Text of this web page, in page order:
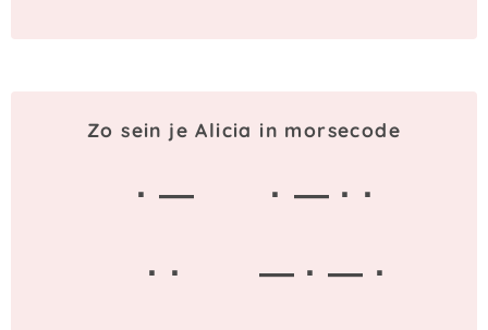
Zo sein je Alicia in morsecode
· —
· — · ·
· ·
— · — ·